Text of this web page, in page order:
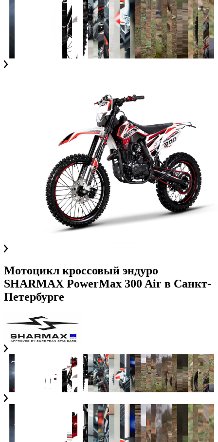
Мотоцикл кроссовый эндуро
SHARMAX PowerMax 300 Air в Санкт-
Петербурге